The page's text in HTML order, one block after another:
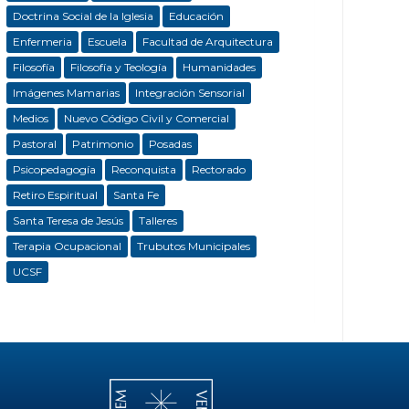
Doctrina Social de la Iglesia
Educación
Enfermeria
Escuela
Facultad de Arquitectura
Filosofía
Filosofía y Teología
Humanidades
Imágenes Mamarias
Integración Sensorial
Medios
Nuevo Código Civil y Comercial
Pastoral
Patrimonio
Posadas
Psicopedagogía
Reconquista
Rectorado
Retiro Espiritual
Santa Fe
Santa Teresa de Jesús
Talleres
Terapia Ocupacional
Trubutos Municipales
UCSF